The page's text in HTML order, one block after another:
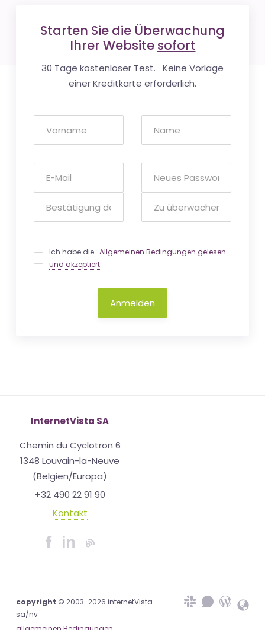
Starten Sie die Überwachung
Ihrer Website sofort
30 Tage kostenloser Test. Keine Vorlage
einer Kreditkarte erforderlich.
Ich habe dieAllgemeinen Bedingungen gelesen
und akzeptiert
Anmelden
InternetVista SA
Chemin du Cyclotron 6
1348 Louvain-la-Neuve
(Belgien/Europa)
+32 490 22 91 90
Kontakt
copyright © 2003-2026 internetVista
sa/nv